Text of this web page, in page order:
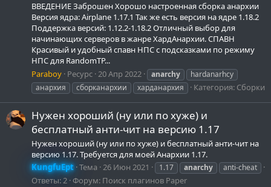
ВВЕДЕНИЕ Заброшен Хорошо настроенная сборка анархии
Версия ядра: Airplane 1.17.1 Так же есть версия на ядре 1.18.2
Поддержка версий: 1.12.2-1.18.2 Отличный выбор для
начинающих серверов в жанре ХардАнархии. СПАВН
Красивый и удобный спавн НПС с подсказками по режиму
НПС для RandomTP...
Paraboy Ресурс 20 Апр 2022 anarchy
hardanarhcy
анархия
сборканархии харданархия Категория: Сборки
Нужен хороший (ну или по хуже) и
бесплатный анти-чит на версию 1.17
Нужен хороший (ну или по хуже) и бесплатный анти-чит на
версию 1.17. Требуется для моей Анархии 1.17.
KungfuEpt Тема 26 Июн 2021 1.17 anarchy anti-cheat
Ответы: 2 Форум: Поиск плагинов Paper